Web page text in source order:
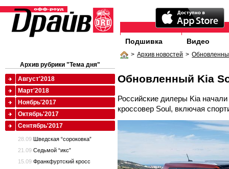
Подшивка Видео
> Архив новостей >
Обновленный Kia
Российские дилеры Kia
кроссовер Soul, включая
Архив рубрики "Тема дня"
Август'2018
Март'2018
Ноябрь'2017
Октябрь'2017
Сентябрь'2017
28.09 Шведская “сороковка”
21.09 Седьмой “икс”
15.09 Франкфуртский кросс